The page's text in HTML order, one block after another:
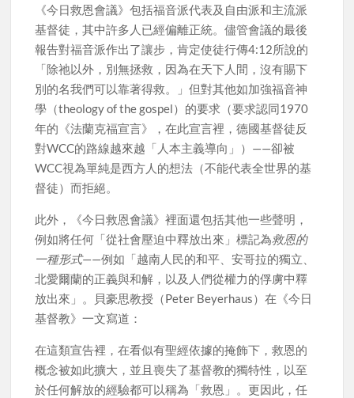
《今日救恩會議》包括福音派代表及自由派和主流派
基督徒，其中許多人已經偏離正統。儘管會議的最後
報告對福音派作出了讓步，肯定使徒行傳4:12所說的
「除祂以外，別無拯救，因為在天下人間，沒有賜下
別的名我們可以靠著得救。」但對其他如加強福音神
學（theology of the gospel）的要求（要求認同1970
年的《法蘭克福宣言》，在此宣言裡，德國基督徒反
對WCC的路線越來越「人本主義導向」）——卻被
WCC視為單純是西方人的想法（不能代表全世界的基
督徒）而拒絕。
此外，《今日救恩會議》裡面還包括其他一些聲明，
例如將任何「從社會壓迫中釋放出來」標記為救恩的
一種形式——例如「越南人民的和平、安哥拉的獨立、
北愛爾蘭的正義與和解，以及人們從權力的俘虜中釋
放出來」。貝豪思教授（Peter Beyerhaus）在《今日
基督教》一文寫道：
在這類宣告裡，在看似有聖經依據的掩飾下，救恩的
概念被如此擴大，並且喪失了基督教的獨特性，以至
於任何解放的經驗都可以稱為「救恩」。更因此，任